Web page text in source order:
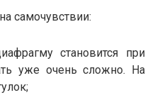
самочувствии:
становится
уже очень сложно.